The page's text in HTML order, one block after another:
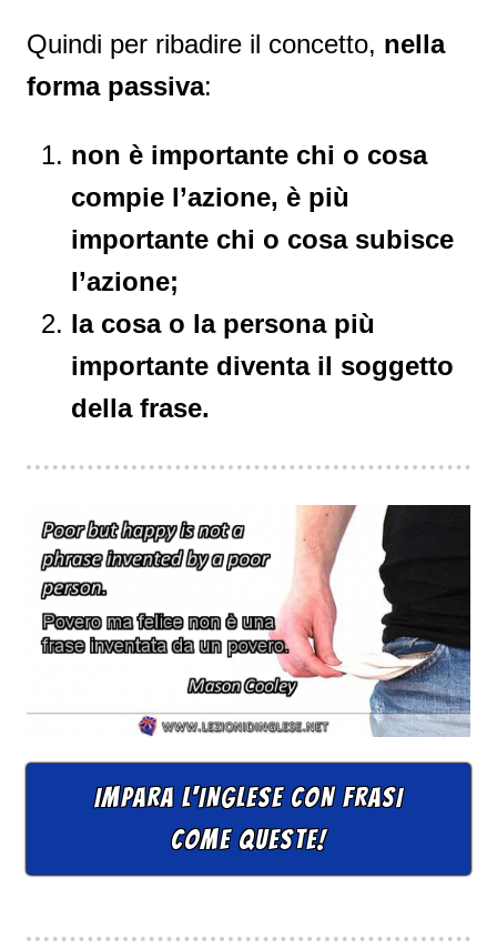
Quindi per ribadire il concetto, nella
forma passiva:
non è importante chi o cosa
compie l’azione, è più
importante chi o cosa subisce
l’azione;
la cosa o la persona più
importante diventa il soggetto
della frase.
IMPARA L'INGLESE CON FRASI
COME QUESTE!